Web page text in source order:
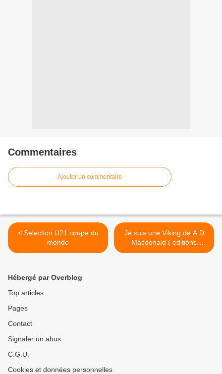
Commentaires
Ajouter un commentaire
< Selection U21 coupe du
monde
Je suis une Viking de A D
Macdonald ( éditions
Pocket) >
Hébergé par Overblog
Top articles
Pages
Contact
Signaler un abus
C.G.U.
Cookies et données personnelles